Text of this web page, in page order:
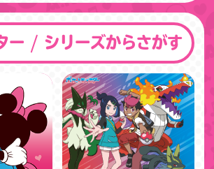
ー / シリーズからさがす